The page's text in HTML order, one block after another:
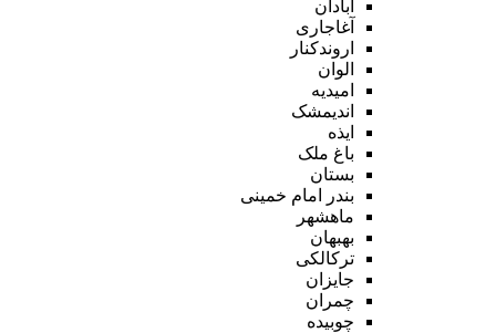
آبادان
آغاجاری
اروندکنار
الوان
امیدیه
اندیمشک
ایذه
باغ ملک
بستان
بندر امام خمینی
ماهشهر
بهبهان
ترکالکی
جایزان
چمران
چوبیده